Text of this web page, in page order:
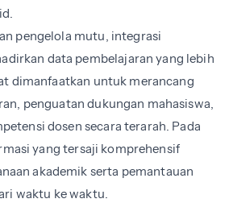
pengelola mutu, integrasi
data pembelajaran yang lebih
dimanfaatkan untuk merancang
penguatan dukungan mahasiswa,
dosen secara terarah. Pada
yang tersaji komprehensif
akademik serta pemantauan
waktu ke waktu.